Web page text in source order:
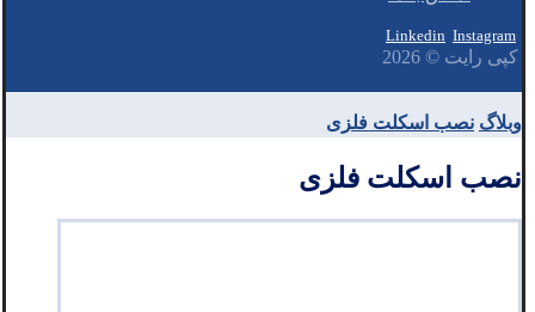
Linkedin Instagram
کپی رایت © 2026
وبلاگ نصب اسکلت فلزی
نصب اسکلت فلزی